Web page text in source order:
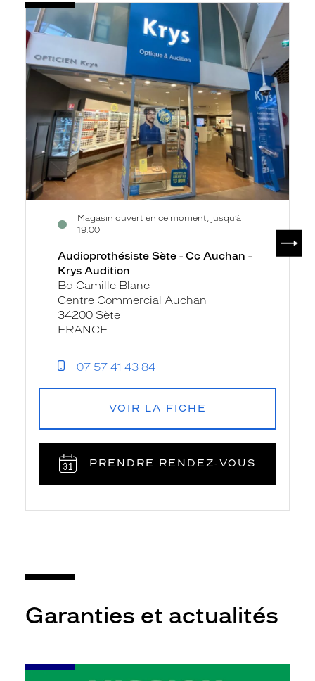
Audioprothésiste
Sète
-
Cc
Auchan
Audition
Magasin ouvert en ce moment, jusqu’à
19:00
Voir
la
fiche
Audioprothésiste Sète - Cc Auchan -
Krys Audition
Bd Camille Blanc
Centre Commercial Auchan
34200 Sète
FRANCE
07 57 41 43 84
VOIR LA FICHE
PRENDRE RENDEZ‑VOUS
Garanties et actualités
-